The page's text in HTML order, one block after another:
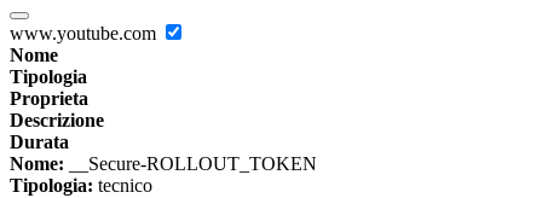
www.youtube.com
Nome
Tipologia
Proprieta
Descrizione
Durata
Nome: __Secure-ROLLOUT_TOKEN
Tipologia: tecnico